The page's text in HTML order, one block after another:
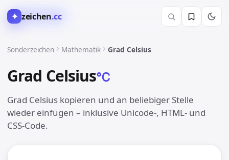
✦ zeichen.cc
Sonderzeichen Mathematik Grad Celsius
Grad Celsius℃︎
Grad Celsius kopieren und an beliebiger Stelle
wieder einfügen – inklusive Unicode-, HTML- und
CSS-Code.
∑︎ Mathematik